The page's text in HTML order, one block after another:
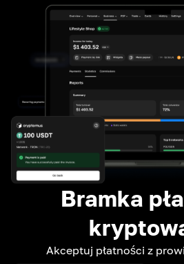
Bramka
Akceptuj płatności z